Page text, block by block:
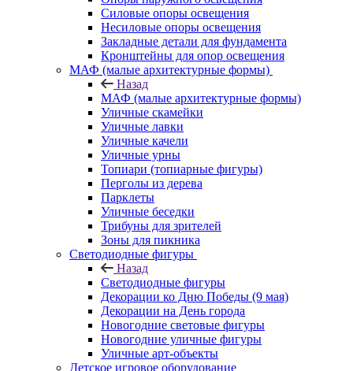
Силовые опоры освещения
Несиловые опоры освещения
Закладные детали для фундамента
Кронштейны для опор освещения
МАФ (малые архитектурные формы)
Назад
МАФ (малые архитектурные формы)
Уличные скамейки
Уличные лавки
Уличные качели
Уличные урны
Топиари (топиарные фигуры)
Перголы из дерева
Парклеты
Уличные беседки
Трибуны для зрителей
Зоны для пикника
Светодиодные фигуры
Назад
Светодиодные фигуры
Декорации ко Дню Победы (9 мая)
Декорации на День города
Новогодние световые фигуры
Новогодние уличные фигуры
Уличные арт-объекты
Детское игровое оборудование